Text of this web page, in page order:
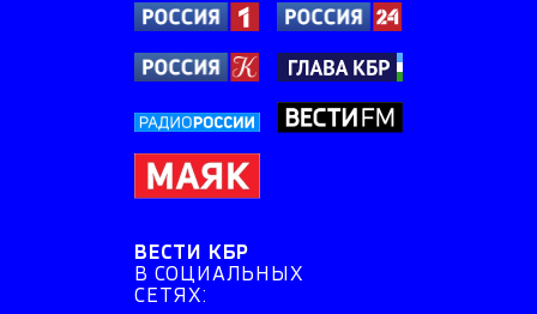
ВЕСТИ КБР
В СОЦИАЛЬНЫХ
СЕТЯХ: